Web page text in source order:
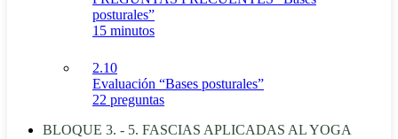
posturales”
15 minutos
2.10
Evaluación “Bases posturales”
22 preguntas
BLOQUE 3. - 5. FASCIAS APLICADAS AL YOGA